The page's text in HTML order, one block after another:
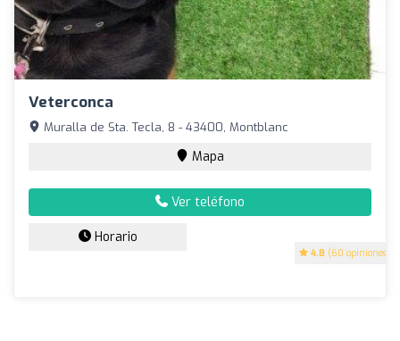
Veterconca
4.8 (60 opiniones)
Muralla de Sta. Tecla, 8 - 43400, Montblanc
Mapa
Ver teléfono
Horario